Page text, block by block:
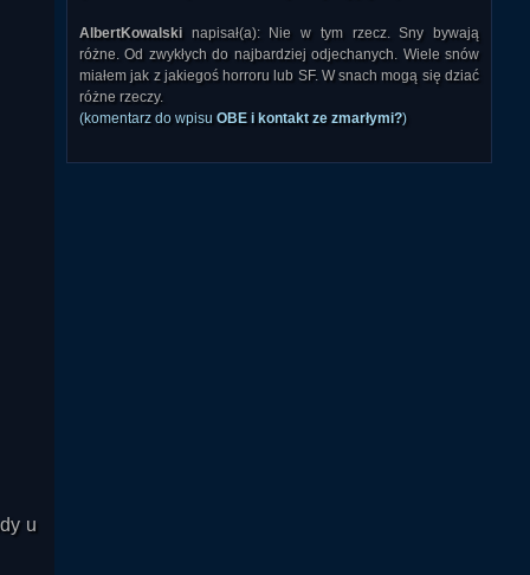
u
AlbertKowalski napisał(a): Nie w tym rzecz. Sny bywają
różne. Od zwykłych do najbardziej odjechanych. Wiele snów
miałem jak z jakiegoś horroru lub SF. W snach mogą się dziać
różne rzeczy.
(komentarz do wpisu OBE i kontakt ze zmarłymi?)